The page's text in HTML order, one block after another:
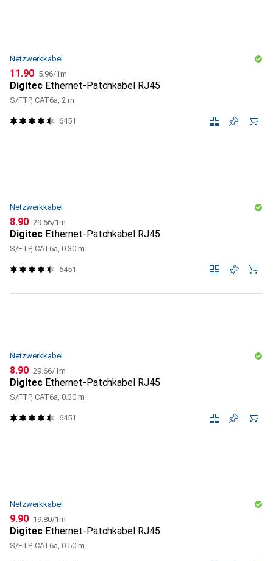
Netzwerkkabel
CHF
11.90 CHF
5.96/1m
Digitec Ethernet-Patchkabel RJ45
S/FTP, CAT6a, 2 m
6451
Netzwerkkabel
CHF
8.90 CHF
29.66/1m
Digitec Ethernet-Patchkabel RJ45
S/FTP, CAT6a, 0.30 m
6451
Netzwerkkabel
CHF
8.90 CHF
29.66/1m
Digitec Ethernet-Patchkabel RJ45
S/FTP, CAT6a, 0.30 m
6451
Netzwerkkabel
CHF
9.90 CHF
19.80/1m
Digitec Ethernet-Patchkabel RJ45
S/FTP, CAT6a, 0.50 m